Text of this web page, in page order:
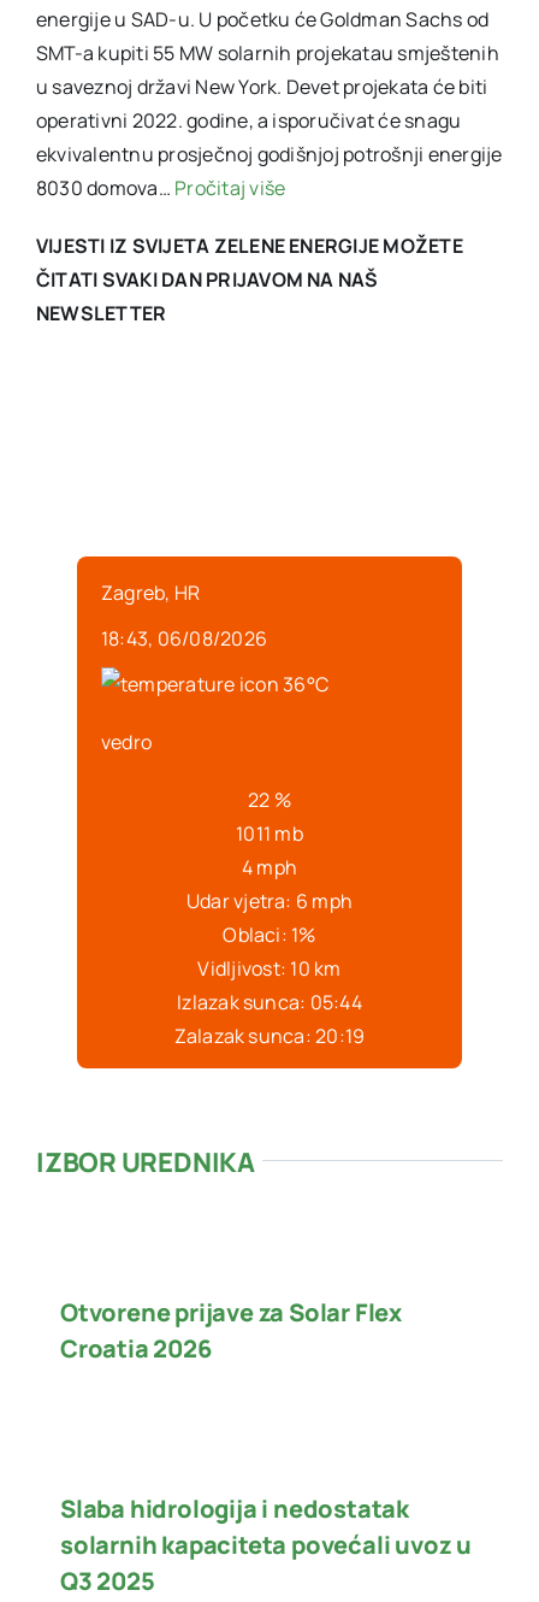
energije u SAD-u. U početku će Goldman Sachs od
SMT-a kupiti 55 MW solarnih projekatau smještenih
u saveznoj državi New York. Devet projekata će biti
operativni 2022. godine, a isporučivat će snagu
ekvivalentnu prosječnoj godišnjoj potrošnji energije
8030 domova… Pročitaj više
VIJESTI IZ SVIJETA ZELENE ENERGIJE MOŽETE
ČITATI SVAKI DAN PRIJAVOM NA NAŠ
NEWSLETTER
Zagreb, HR
18:43, 06/08/2026
36°C
vedro
22 %
1011 mb
4 mph
Udar vjetra: 6 mph
Oblaci: 1%
Vidljivost: 10 km
Izlazak sunca: 05:44
Zalazak sunca:20:19
IZBOR UREDNIKA
Otvorene prijave za Solar Flex
Croatia 2026
Slaba hidrologija i nedostatak
solarnih kapaciteta povećali uvoz u
Q3 2025